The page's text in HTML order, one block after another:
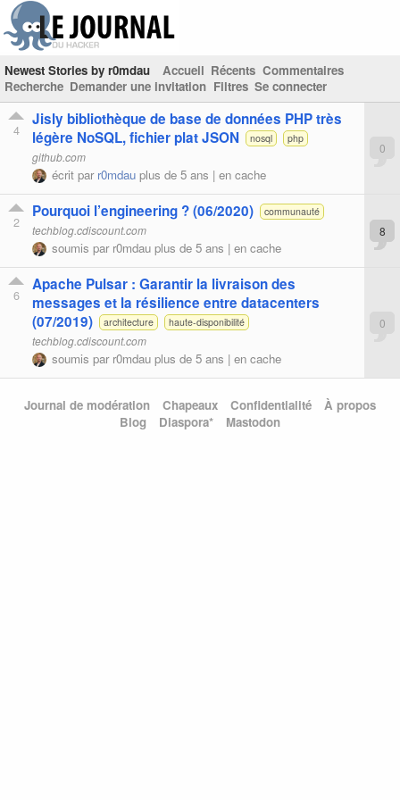
Newest Stories by r0mdau Accueil Récents Commentaires
Recherche Demander une invitation Filtres Se connecter
4
Jisly bibliothèque de base de données PHP très
légère NoSQL, fichier plat JSON
nosql php
github.com
écrit par r0mdau plus de 5 ans | en cache
0
2
Pourquoi l’engineering ? (06/2020) communauté
techblog.cdiscount.com
soumis par r0mdau plus de 5 ans | en cache
8
6
Apache Pulsar : Garantir la livraison des
messages et la résilience entre datacenters
(07/2019)
architecture haute-disponibilité
techblog.cdiscount.com
soumis par r0mdau plus de 5 ans | en cache
0
Journal de modération Chapeaux Confidentialité
À propos
Blog
Diaspora* Mastodon